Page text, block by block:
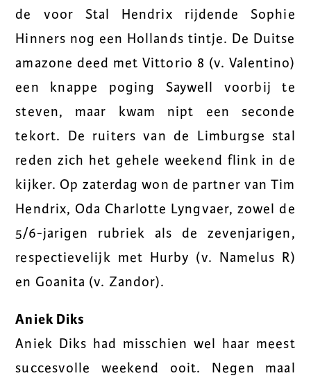
de voor Stal Hendrix rijdende Sophie
Hinners nog een Hollands tintje. De Duitse
amazone deed met Vittorio 8 (v. Valentino)
een knappe poging Saywell voorbij te
steven, maar kwam nipt een seconde
tekort. De ruiters van de Limburgse stal
reden zich het gehele weekend flink in de
kijker. Op zaterdag won de partner van Tim
Hendrix, Oda Charlotte Lyngvaer, zowel de
5/6-jarigen rubriek als de zevenjarigen,
respectievelijk met Hurby (v. Namelus R)
en Goanita (v. Zandor).
Aniek Diks
Aniek Diks had misschien wel haar meest
succesvolle weekend ooit. Negen maal